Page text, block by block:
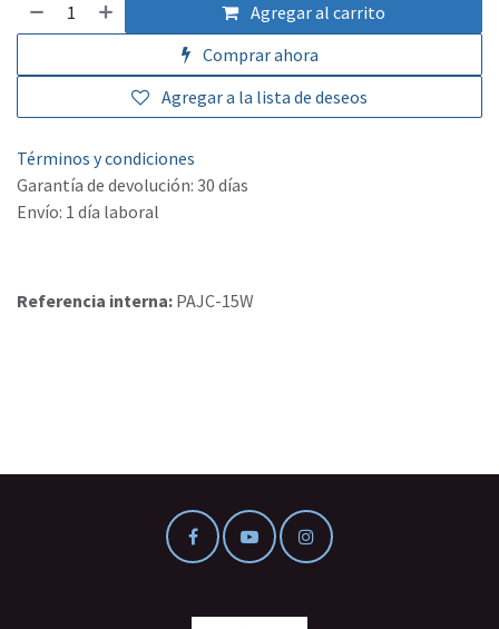
Agregar al carrito
Comprar ahora
Agregar a la lista de deseos
Términos y condiciones
Garantía de devolución: 30 días
Envío: 1 día laboral
Referencia interna: PAJC-15W